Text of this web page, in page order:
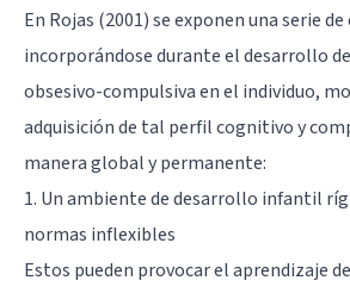
En Rojas (2001) se exponen una serie
incorporándose durante el desarrollo
obsesivo-compulsiva en el individuo,
adquisición de tal perfil cognitivo y
manera global y permanente:
1. Un ambiente de desarrollo infantil
normas inflexibles
Estos pueden provocar el aprendizaje